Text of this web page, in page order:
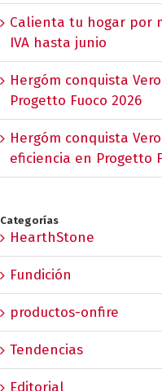
Calienta tu hogar por
IVA hasta junio
Hergóm conquista
Progetto Fuoco 2026
Hergóm conquista
eficiencia en Progetto
Categorías
HearthStone
Fundición
productos-onfire
Tendencias
Editorial